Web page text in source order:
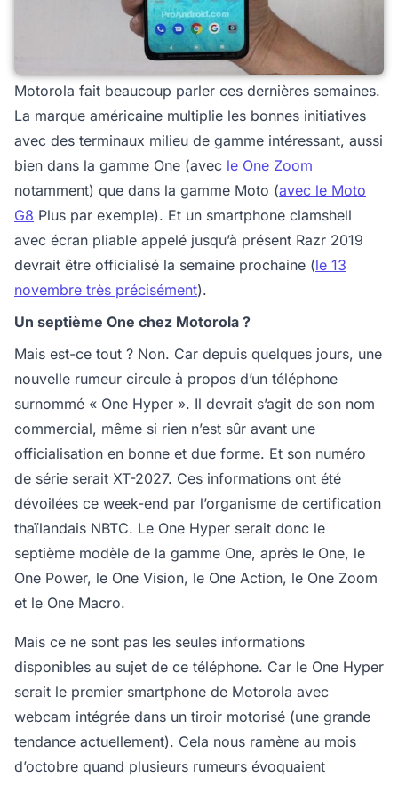
Motorola fait beaucoup parler ces dernières semaines.
La marque américaine multiplie les bonnes initiatives
avec des terminaux milieu de gamme intéressant, aussi
bien dans la gamme One (avec le One Zoom
notamment) que dans la gamme Moto (avec le Moto
G8 Plus par exemple). Et un smartphone clamshell
avec écran pliable appelé jusqu’à présent Razr 2019
devrait être officialisé la semaine prochaine (le 13
novembre très précisément).
Un septième One chez Motorola ?
Mais est-ce tout ? Non. Car depuis quelques jours, une
nouvelle rumeur circule à propos d’un téléphone
surnommé « One Hyper ». Il devrait s’agit de son nom
commercial, même si rien n’est sûr avant une
officialisation en bonne et due forme. Et son numéro
de série serait XT-2027. Ces informations ont été
dévoilées ce week-end par l’organisme de certification
thaïlandais NBTC. Le One Hyper serait donc le
septième modèle de la gamme One, après le One, le
One Power, le One Vision, le One Action, le One Zoom
et le One Macro.
Mais ce ne sont pas les seules informations
disponibles au sujet de ce téléphone. Car le One Hyper
serait le premier smartphone de Motorola avec
webcam intégrée dans un tiroir motorisé (une grande
tendance actuellement). Cela nous ramène au mois
d’octobre quand plusieurs rumeurs évoquaient